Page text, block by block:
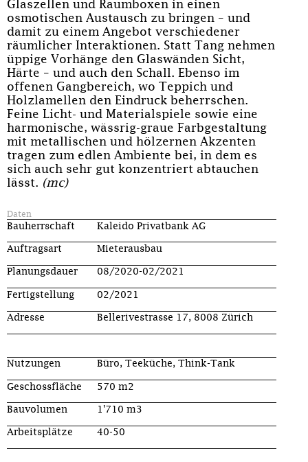
Glaszellen und Raumboxen in einen
osmotischen Austausch zu bringen – und
damit zu einem Angebot verschiedener
räumlicher Interaktionen. Statt Tang nehmen
üppige Vorhänge den Glaswänden Sicht,
Härte – und auch den Schall. Ebenso im
offenen Gangbereich, wo Teppich und
Holzlamellen den Eindruck beherrschen.
Feine Licht- und Materialspiele sowie eine
harmonische, wässrig-graue Farbgestaltung
mit metallischen und hölzernen Akzenten
tragen zum edlen Ambiente bei, in dem es
sich auch sehr gut konzentriert abtauchen
lässt. (mc)
Daten
Bauherrschaft Kaleido Privatbank AG
Auftragsart Mieterausbau
Planungsdauer 08/2020-02/2021
Fertigstellung 02/2021
Adresse Bellerivestrasse 17, 8008 Zürich
Nutzungen Büro, Teeküche, Think-Tank
Geschossfläche 570 m2
Bauvolumen 1'710 m3
Arbeitsplätze 40-50